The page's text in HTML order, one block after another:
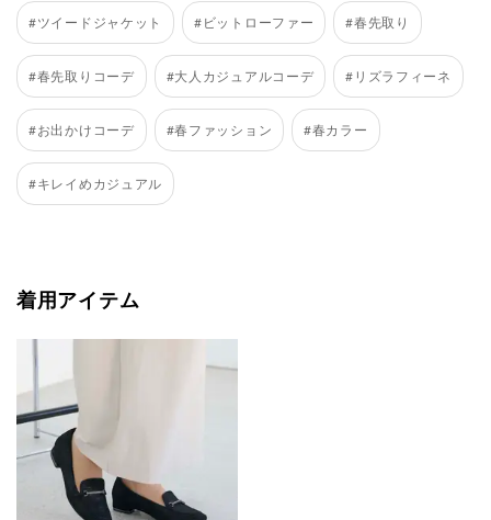
#ツイードジャケット #ビットローファー #春先取り
#春先取りコーデ #大人カジュアルコーデ #リズラフィーネ
#お出かけコーデ #春ファッション #春カラー
#キレイめカジュアル
着用アイテム